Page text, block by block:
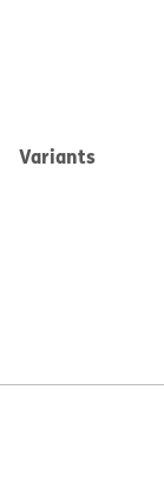
Variants